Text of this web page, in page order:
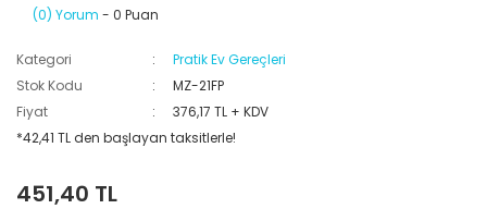
(0) Yorum - 0 Puan
Kategori
Pratik Ev Gereçleri
Stok Kodu
MZ-21FP
Fiyat
376,17 TL + KDV
*42,41 TL den başlayan taksitlerle!
451,40 TL